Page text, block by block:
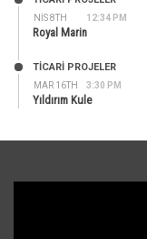
NIS 8TH 12:34 PM
Royal Marin
MAR 16TH 3:30 PM
TİCARİ PROJELER
Yıldırım Kule